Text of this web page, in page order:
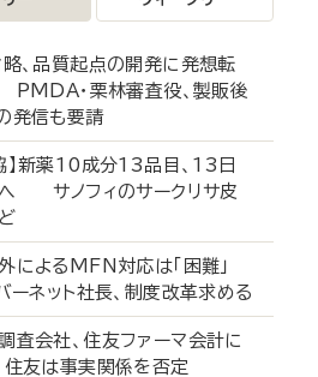
、品質起点の開発に発想転
・栗林審査役、製販後
発信も要請
】新薬10成分13品目、13日
サノフィのサークリサ皮
によるMFN対応は「困難」
ーネット社長、制度改革求める
査会社、住友ファーマ会計に
友は事実関係を否定